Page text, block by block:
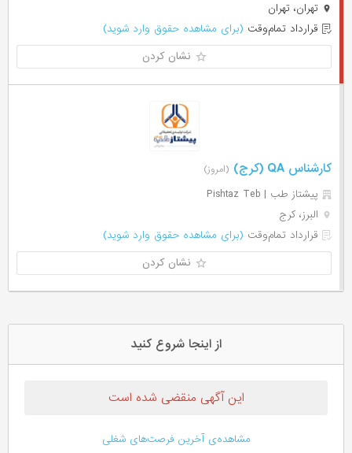
تهران، تهران
قرارداد تمام‌وقت (برای مشاهده حقوق وارد شوید)
نشان کردن
کارشناس QA (کرج) (امروز)
پیشتاز طب | Pishtaz Teb
البرز، کرج
قرارداد تمام‌وقت (برای مشاهده حقوق وارد شوید)
نشان کردن
از اینجا شروع کنید
این آگهی منقضی شده است
مشاهده‌ی آخرین فرصت‌های شغلی